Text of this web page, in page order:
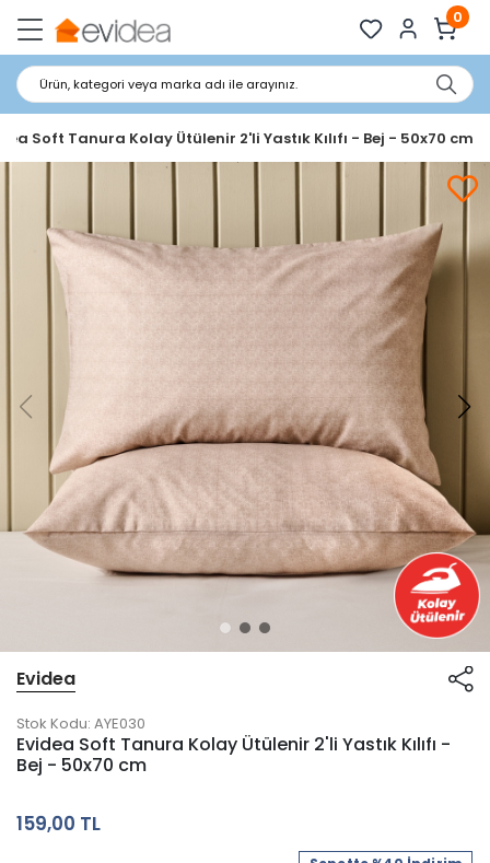
0
Ürün, kategori veya marka adı ile arayınız.
Soft Tanura Kolay Ütülenir 2'li Yastık Kılıfı - Bej - 50x70 cm
Evidea
Stok Kodu: AYE030
Evidea Soft Tanura Kolay Ütülenir 2'li Yastık Kılıfı -
Bej - 50x70 cm
159,00 TL